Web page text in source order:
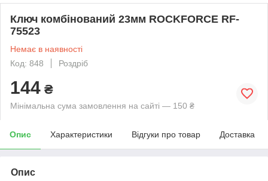
Ключ комбінований 23мм ROCKFORCE RF-
75523
Немає в наявності
Код: 848
Роздріб
144 ₴
Мінімальна сума замовлення на сайті — 150 ₴
Опис Характеристики Відгуки про товар Доставка
Опис